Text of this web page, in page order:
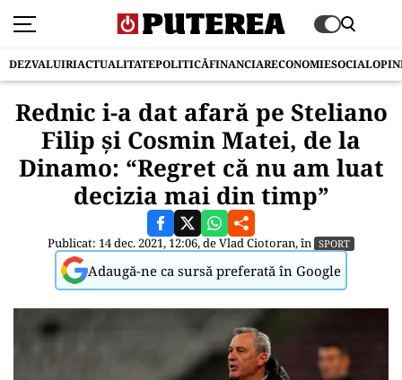
DEZVALUIRIACTUALITATEPOLITICĂFINANCIARECONOMIESOCIAL
Rednic i-a dat afară pe Steliano
Filip și Cosmin Matei, de la
Dinamo: “Regret că nu am luat
decizia mai din timp”
Publicat: 14 dec. 2021, 12:06, deVlad Ciotoran, în SPORT
Adaugă-ne ca sursă preferată în Google